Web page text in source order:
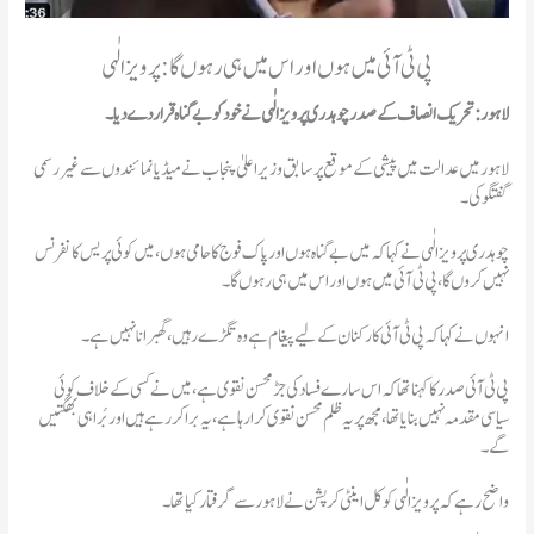
پی ٹی آئی میں ہوں اور اس میں ہی رہوں گا: پرویز الٰہی
لاہور: تحریک انصاف کے صدر چوہدری پرویز الٰہی نے خود کو بے گناہ قرار دے دیا۔
لاہور میں عدالت میں پیشی کے موقع پر سابق وزیراعلیٰ پنجاب نے میڈیا نمائندوں سے غیر رسمی
گفتگو کی۔
چوہدری پرویز الٰہی نے کہا کہ میں بے گناہ ہوں اور پاک فوج کا حامی ہوں، میں کوئی پریس کانفرنس
نہیں کروں گا، پی ٹی آئی میں ہوں اور اس میں ہی رہوں گا۔
انہوں نے کہا کہ پی ٹی آئی کارکنان کے لیے پیغام ہے وہ تگڑے رہیں، گھبرانا نہیں ہے۔
پی ٹی آئی صدر کا کہنا تھا کہ اس سارے فساد کی جڑ محسن نقوی ہے، میں نے کسی کے خلاف کوئی
سیاسی مقدمہ نہیں بنایا تھا، مجھ پریہ ظلم محسن نقوی کرارہا ہے، یہ برا کر رہے ہیں اوربُرا ہی بھگتیں
گے۔
واضح رہے کہ پرویز الٰہی کو کل اینٹی کرپشن نے لاہور سے گرفتار کیا تھا۔